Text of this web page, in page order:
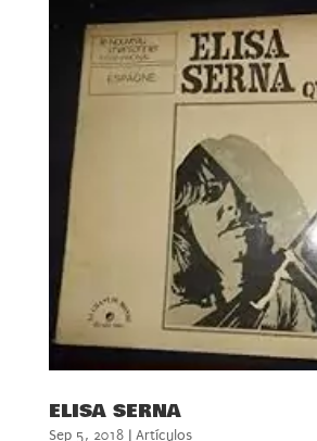
ELISA SERNA
Sep 5, 2018| Artículos